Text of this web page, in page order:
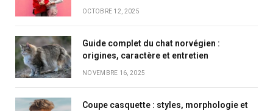
OCTOBRE 12, 2025
Guide complet du chat norvégien :
origines, caractère et entretien
NOVEMBRE 16, 2025
Coupe casquette : styles, morphologie et